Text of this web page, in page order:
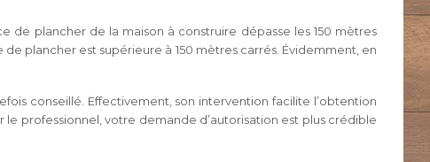
de plancher de la maison à construire dépasse les 150 mètres
plancher est supérieure à 150 mètres carrés. Évidemment, en
conseillé. Effectivement, son intervention facilite l’obtention
professionnel, votre demande d’autorisation est plus crédible